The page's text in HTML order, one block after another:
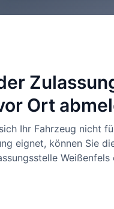
Ort
Ihr Fahrzeug nicht
eignet, können Sie
Weißenfels